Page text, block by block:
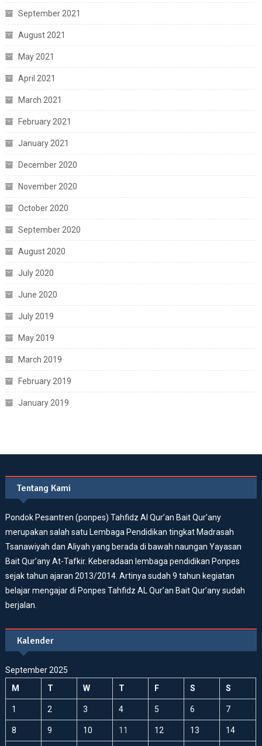
September 2021
August 2021
May 2021
April 2021
March 2021
February 2021
January 2021
December 2020
November 2020
October 2020
September 2020
August 2020
July 2020
June 2020
July 2019
May 2019
March 2019
February 2019
January 2019
Tentang Kami
Pondok Pesantren (ponpes) Tahfidz Al Qur’an Bait Qur’any
merupakan salah satu Lembaga Pendidikan tingkat Madrasah
Tsanawiyah dan Aliyah yang berada di bawah naungan Yayasan
Bait Qur’any At-Tafkir. Keberadaan lembaga pendidikan Ponpes
sejak tahun ajaran 2013/2014. Artinya sudah 9 tahun kegiatan
belajar mengajar di Ponpes Tahfidz AL Qur’an Bait Qur’any sudah
berjalan.
Kalender
September 2025
M
T W T F S S
1 2 3 4 5 6 7
8 9 10 11 12 13 14